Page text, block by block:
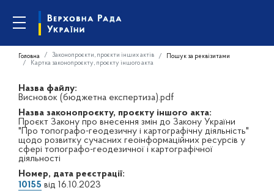
Головна Законопроєкти, проєкти інших актів
Пошук за реквізитами
Картка законопроєкту, проєкту іншого акта
Назва файлу:
Висновок (бюджетна експертиза).pdf
Назва законопроєкту, проєкту іншого акта:
Проєкт Закону про внесення змін до Закону України
"Про топографо-геодезичну і картографічну діяльність"
щодо розвитку сучасних геоінформаційних ресурсів у
сфері топографо-геодезичної і картографічної
діяльності
Номер, дата реєстрації:
10155 від 16.10.2023